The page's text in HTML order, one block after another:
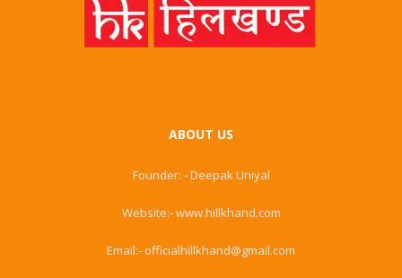
ABOUT US
Founder: - Deepak Uniyal
Website:- www.hillkhand.com
Email:- officialhillkhand@gmail.com